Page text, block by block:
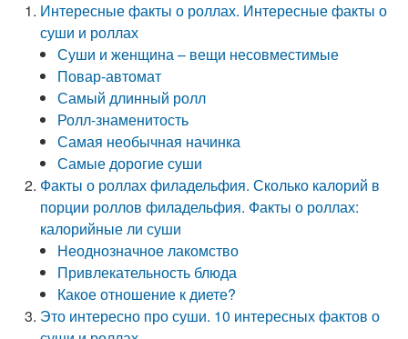
Интересные факты о роллах. Интересные факты о
суши и роллах
Суши и женщина – вещи несовместимые
Повар-автомат
Самый длинный ролл
Ролл-знаменитость
Самая необычная начинка
Самые дорогие суши
Факты о роллах филадельфия. Сколько калорий в
порции роллов филадельфия. Факты о роллах:
калорийные ли суши
Неоднозначное лакомство
Привлекательность блюда
Какое отношение к диете?
Это интересно про суши. 10 интересных фактов о